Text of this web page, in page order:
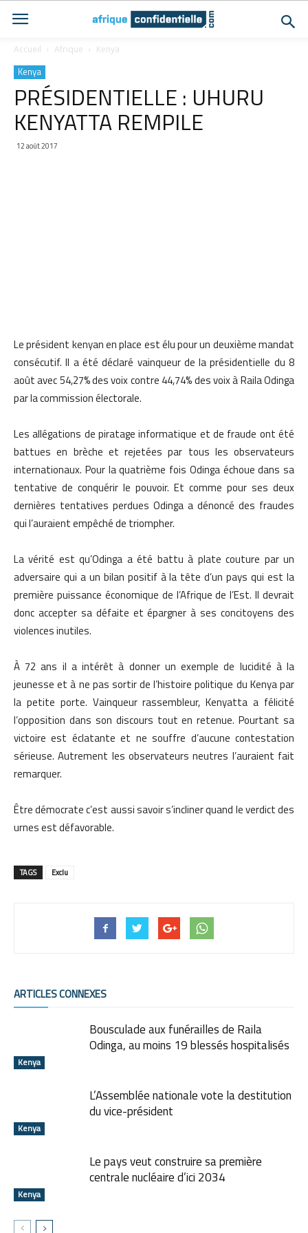
Accueil Afrique Kenya
Kenya
PRÉSIDENTIELLE : UHURU
KENYATTA REMPILE
12 août 2017
Le président kenyan en place est élu pour un deuxième mandat
consécutif. Il a été déclaré vainqueur de la présidentielle du 8
août avec 54,27% des voix contre 44,74% des voix à Raila Odinga
par la commission électorale.
Les allégations de piratage informatique et de fraude ont été
battues en brèche et rejetées par tous les observateurs
internationaux. Pour la quatrième fois Odinga échoue dans sa
tentative de conquérir le pouvoir. Et comme pour ses deux
dernières tentatives perdues Odinga a dénoncé des fraudes
qui l’auraient empêché de triompher.
La vérité est qu’Odinga a été battu à plate couture par un
adversaire qui a un bilan positif à la tête d’un pays qui est la
première puissance économique de l’Afrique de l’Est. Il devrait
donc accepter sa défaite et épargner à ses concitoyens des
violences inutiles.
À 72 ans il a intérêt à donner un exemple de lucidité à la
jeunesse et à ne pas sortir de l’histoire politique du Kenya par
la petite porte. Vainqueur rassembleur, Kenyatta a félicité
l’opposition dans son discours tout en retenue. Pourtant sa
victoire est éclatante et ne souffre d’aucune contestation
sérieuse. Autrement les observateurs neutres l’auraient fait
remarquer.
Être démocrate c’est aussi savoir s’incliner quand le verdict des
urnes est défavorable.
TAGS Exclu
ARTICLES CONNEXES
Kenya
Bousculade aux funérailles de Raila
Odinga, au moins 19 blessés hospitalisés
Kenya
L’Assemblée nationale vote la destitution
du vice-président
Kenya
Le pays veut construire sa première
centrale nucléaire d’ici 2034